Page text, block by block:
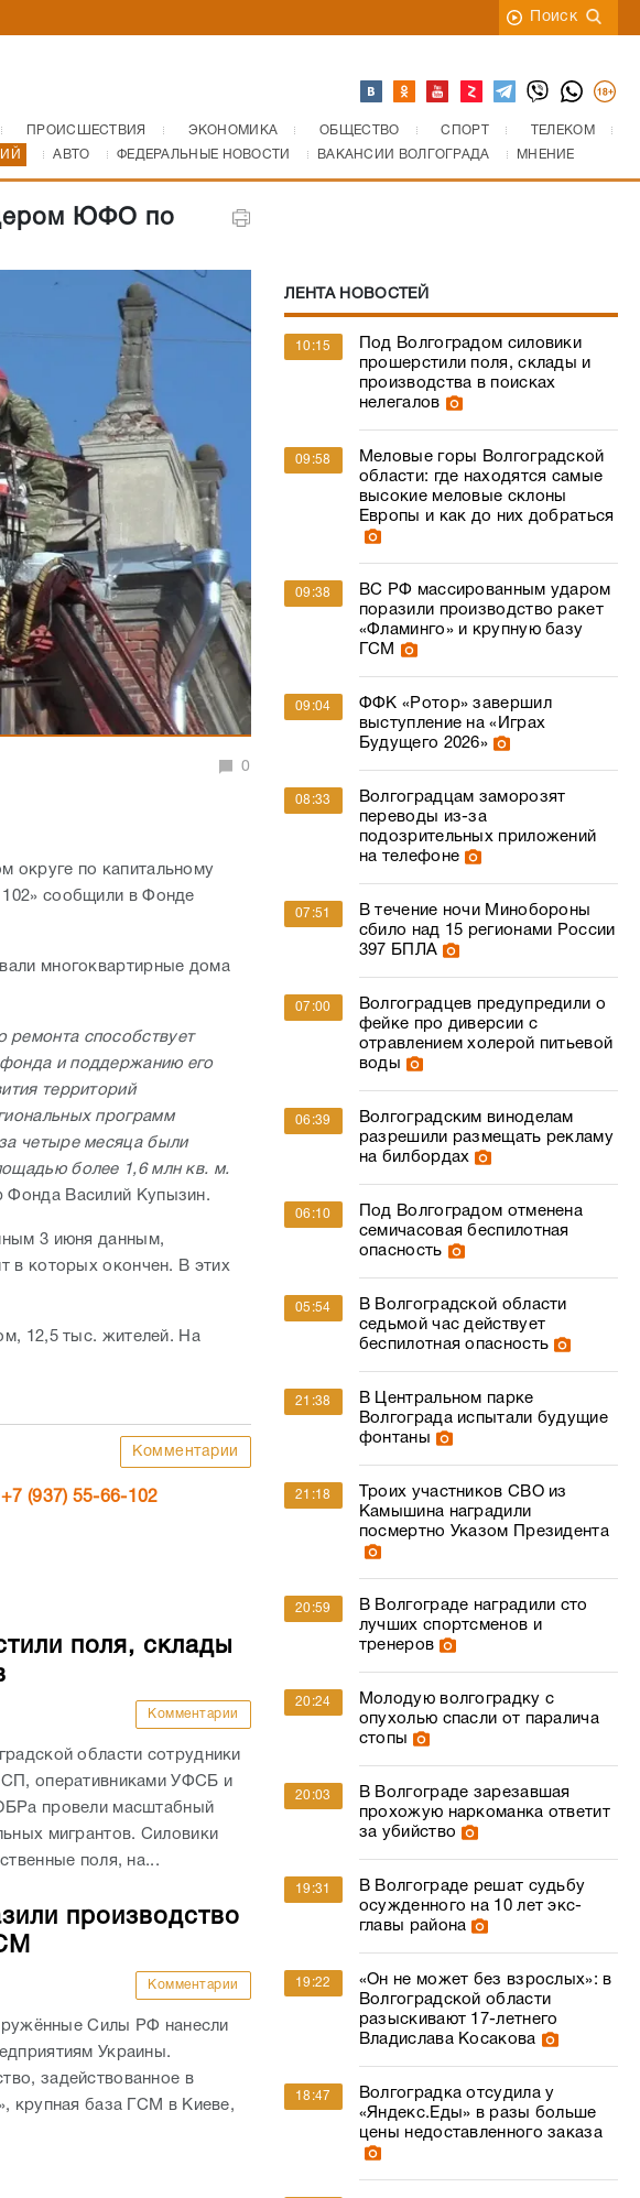
Поиск
ПРОИСШЕСТВИЯ ЭКОНОМИКА ОБЩЕСТВО СПОРТ
ТЕЛЕКОМ
АВТО ФЕДЕРАЛЬНЫЕ НОВОСТИ ВАКАНСИИ ВОЛГОГРАДА МНЕНИЕ
ЮФО по
0
округе по капитальному
сообщили в Фонде
многоквартирные дома
ремонта способствует
и поддержанию его
территорий
программ
четыре месяца были
более 1,6 млн кв. м.
Фонда Василий Купызин.
3 июня данным,
в которых окончен. В этих
12,5 тыс. жителей. На
Комментарии
+7 (937) 55-66-102
поля, склады
Комментарии
области сотрудники
оперативниками УФСБ и
провели масштабный
мигрантов. Силовики
поля, на...
производство
Комментарии
Силы РФ нанесли
Украины.
задействованное в
крупная база ГСМ в Киеве,
ЛЕНТА НОВОСТЕЙ
10:15
Под Волгоградом силовики
прошерстили поля, склады и
производства в поисках
нелегалов
09:58
Меловые горы Волгоградской
области: где находятся самые
высокие меловые склоны
Европы и как до них добраться
09:38
ВС РФ массированным ударом
поразили производство ракет
«Фламинго» и крупную базу
ГСМ
09:04
ФФК «Ротор» завершил
выступление на «Играх
Будущего 2026»
08:33
Волгоградцам заморозят
переводы из-за
подозрительных приложений
на телефоне
07:51
В течение ночи Минобороны
сбило над 15 регионами России
397 БПЛА
07:00
Волгоградцев предупредили о
фейке про диверсии с
отравлением холерой питьевой
воды
06:39
Волгоградским виноделам
разрешили размещать рекламу
на билбордах
06:10
Под Волгоградом отменена
семичасовая беспилотная
опасность
05:54
В Волгоградской области
седьмой час действует
беспилотная опасность
21:38
В Центральном парке
Волгограда испытали будущие
фонтаны
21:18
Троих участников СВО из
Камышина наградили
посмертно Указом Президента
20:59
В Волгограде наградили сто
лучших спортсменов и
тренеров
20:24
Молодую волгоградку с
опухолью спасли от паралича
стопы
20:03
В Волгограде зарезавшая
прохожую наркоманка ответит
за убийство
19:31
В Волгограде решат судьбу
осужденного на 10 лет экс-
главы района
19:22
«Он не может без взрослых»: в
Волгоградской области
разыскивают 17-летнего
Владислава Косакова
18:47
Волгоградка отсудила у
«Яндекс.Еды» в разы больше
цены недоставленного заказа